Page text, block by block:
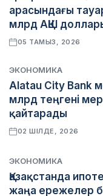
арасындағы
млрд АҚШ
05 ТАМЫЗ, 2026
ЭКОНОМИКА
Alatau City Bank
млрд теңгені
қайтарады
02 ШІЛДЕ, 2026
ЭКОНОМИКА
Қазақстанда
жаңа ережелер